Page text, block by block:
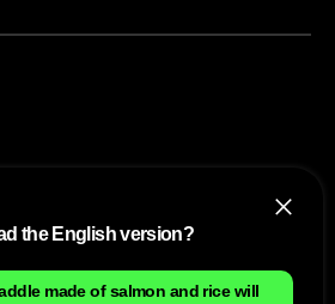
the English version?
made of salmon and rice will